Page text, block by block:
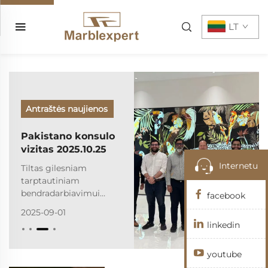
LT
Antraštės naujienos
Pakistano konsulo
vizitas 2025.10.25
Tiltas gilesniam
tarptautiniam
bendradarbiavimui
pastatytas, o abipusio
ekonominio augimo
2025-09-01
Internetu
facebook
linkedin
youtube